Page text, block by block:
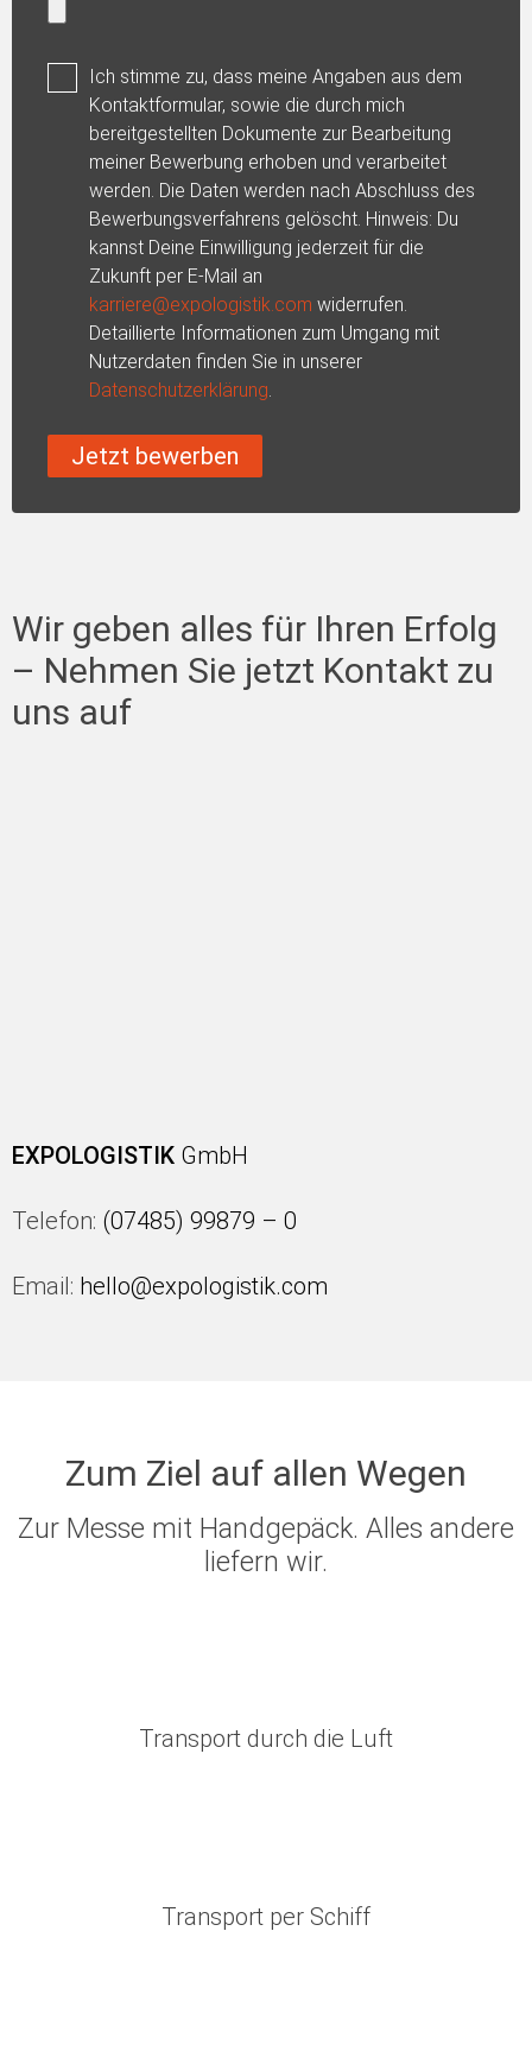
Ich stimme zu, dass meine Angaben aus dem
Kontaktformular, sowie die durch mich
bereitgestellten Dokumente zur Bearbeitung
meiner Bewerbung erhoben und verarbeitet
werden. Die Daten werden nach Abschluss des
Bewerbungsverfahrens gelöscht. Hinweis: Du
kannst Deine Einwilligung jederzeit für die
Zukunft per E-Mail an
karriere@expologistik.com widerrufen.
Detaillierte Informationen zum Umgang mit
Nutzerdaten finden Sie in unserer
Datenschutzerklärung.
Wir geben alles für Ihren Erfolg
– Nehmen Sie jetzt Kontakt zu
uns auf
EXPOLOGISTIK GmbH
Telefon: (07485) 99879 – 0
Email: hello@expologistik.com
Zum Ziel auf allen Wegen
Zur Messe mit Handgepäck. Alles andere
liefern wir.
Transport durch die Luft
Transport per Schiff